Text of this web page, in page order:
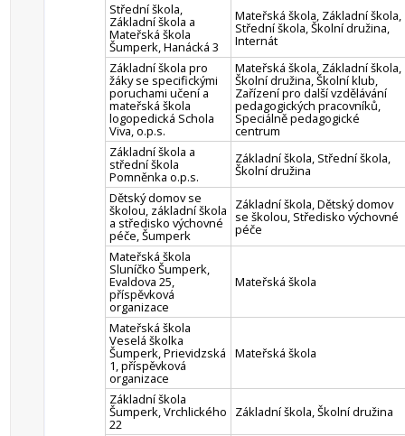
Střední škola,
Základní škola a
Mateřská škola
Šumperk, Hanácká 3
Mateřská škola, Základní škola,
Střední škola, Školní družina,
Internát
Základní škola pro
žáky se specifickými
poruchami učení a
mateřská škola
logopedická Schola
Viva, o.p.s.
Mateřská škola, Základní škola,
Školní družina, Školní klub,
Zařízení pro další vzdělávání
pedagogických pracovníků,
Speciálně pedagogické
centrum
Základní škola a
střední škola
Pomněnka o.p.s.
Základní škola, Střední škola,
Školní družina
Dětský domov se
školou, základní škola
a středisko výchovné
péče, Šumperk
Základní škola, Dětský domov
se školou, Středisko výchovné
péče
Mateřská škola
Sluníčko Šumperk,
Evaldova 25,
příspěvková
organizace
Mateřská škola
Mateřská škola
Veselá školka
Šumperk, Prievidzská
1, příspěvková
organizace
Mateřská škola
Základní škola
Šumperk, Vrchlického
22
Základní škola, Školní družina